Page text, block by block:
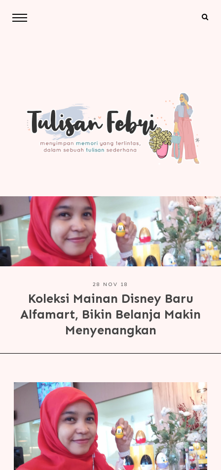
28 NOV 18
Koleksi Mainan Disney Baru
Alfamart, Bikin Belanja Makin
Menyenangkan